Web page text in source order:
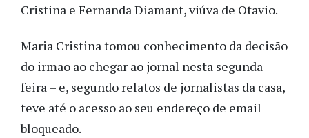
Cristina e Fernanda Diamant, viúva de Otavio.
Maria Cristina tomou conhecimento da decisão
do irmão ao chegar ao jornal nesta segunda-
feira – e, segundo relatos de jornalistas da casa,
teve até o acesso ao seu endereço de email
bloqueado.